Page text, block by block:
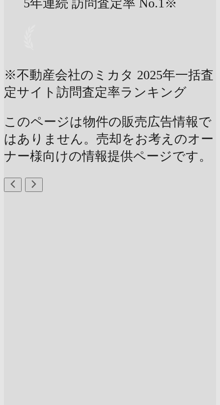
5年連続 訪問査定率 No.1※
※不動産会社のミカタ 2025年一括査
定サイト訪問査定率ランキング
このページは物件の販売広告情報で
はありません。売却をお考えのオー
ナー様向けの情報提供ページです。